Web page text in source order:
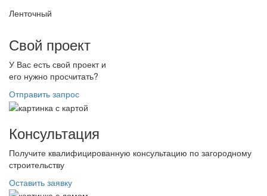
Ленточный
Свой проект
У Вас есть свой проект и
его нужно просчитать?
Отправить запрос
Консультация
Получите квалифицированную консультацию по загородному
строительству
Оставить заявку